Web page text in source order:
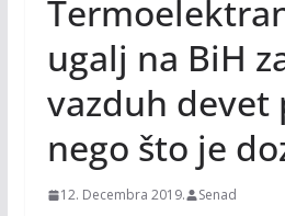
ugalj na BiH
vazduh devet
nego što je
12. Decembra 2019. Senad